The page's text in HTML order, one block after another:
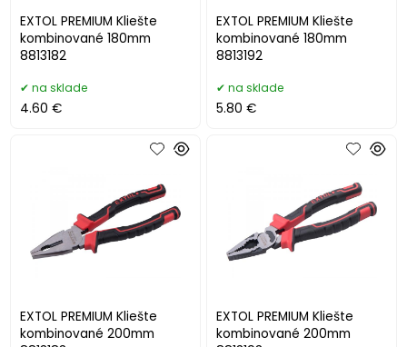
EXTOL PREMIUM Kliešte
kombinované 180mm
8813182
na sklade
4.60 €
EXTOL PREMIUM Kliešte
kombinované 180mm
8813192
na sklade
5.80 €
EXTOL PREMIUM Kliešte
kombinované 200mm
EXTOL PREMIUM Kliešte
kombinované 200mm